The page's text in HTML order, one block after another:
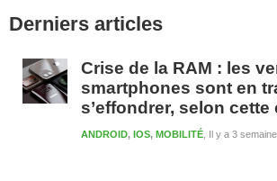
latérale
Derniers articles
Crise de la RAM : les
smartphones sont en
s’effondrer, selon cette
Il y a 3
ANDROID, IOS, MOBILITÉ